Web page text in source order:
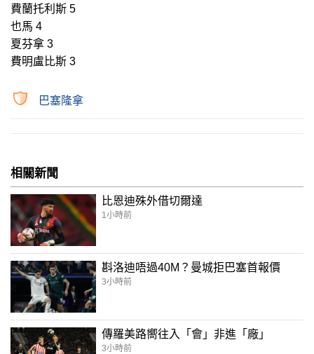
費蘭托利斯 5
也馬 4
夏芬拿 3
費明盧比斯 3
巴塞隆拿
相關新聞
比恩迪殊外借切爾達
1小時前
斟洛迪唔過40M？曼城拒巴塞首報價
3小時前
傳羅美路嚮往入「會」非進「廠」
3小時前